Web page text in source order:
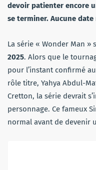
devoir patienter encore
se terminer. Aucune date
La série « Wonder Man »
2025. Alors que le
pour l’instant confirmé
rôle titre, Yahya Abdul-
Cretton, la série devrait
personnage. Ce fameux
normal avant de devenir